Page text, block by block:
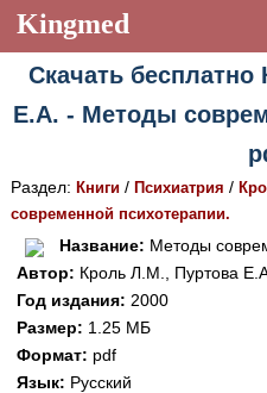
Kingmed
Учебный материал
Видеогалерея 899
Истории болезней 1268
Лекции и презентации 2474
Аккредитационные тесты
Методические
Восстановить пароль
Регистрация
Скачать
Е.А. - Методы
Раздел: Книги/ Психиатрия /
современной психотерапии.
Название: Методы
Автор: Кроль Л.М., Пуртова
Год издания: 2000
Размер: 1.25 МБ
Формат: pdf
Язык: Русский